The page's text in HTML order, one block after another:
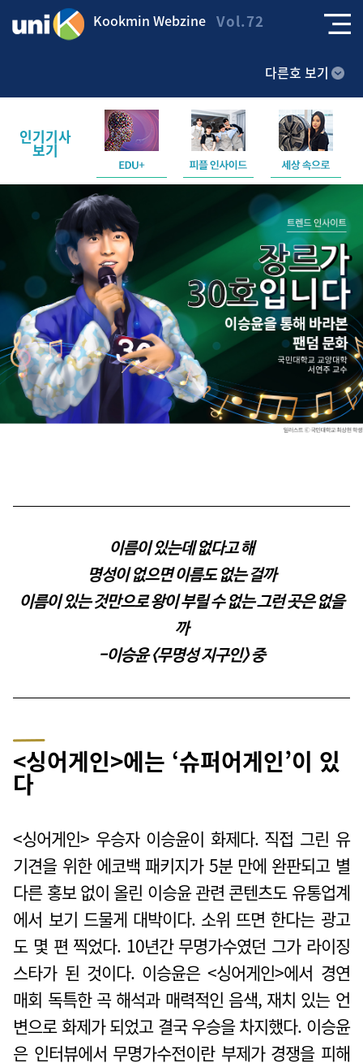
Kookmin Webzine Vol.72
다른호 보기
인기기사
보기
이름이 있는데 없다고 해
명성이 없으면 이름도 없는 걸까
이름이 있는 것만으로 왕이 부릴 수 없는 그런 곳은 없을
까
-이승윤 <무명성 지구인> 중
<싱어게인>에는 ‘슈퍼어게인’이 있
다
<싱어게인> 우승자 이승윤이 화제다. 직접 그린 유
기견을 위한 에코백 패키지가 5분 만에 완판되고 별
다른 홍보 없이 올린 이승윤 관련 콘텐츠도 유통업계
에서 보기 드물게 대박이다. 소위 뜨면 한다는 광고
도 몇 편 찍었다. 10년간 무명가수였던 그가 라이징
스타가 된 것이다. 이승윤은 <싱어게인>에서 경연
매회 독특한 곡 해석과 매력적인 음색, 재치 있는 언
변으로 화제가 되었고 결국 우승을 차지했다. 이승윤
은 인터뷰에서 무명가수전이란 부제가 경쟁을 피해